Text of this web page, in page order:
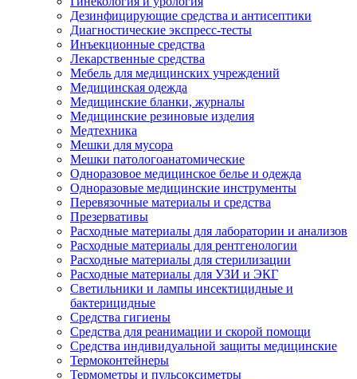
Дезинфицирующие средства и антисептики
Диагностические экспресс-тесты
Инъекционные средства
Лекарственные средства
Мебель для медицинских учреждений
Медицинская одежда
Медицинские бланки, журналы
Медицинские резиновые изделия
Медтехника
Мешки для мусора
Мешки патологоанатомические
Одноразовое медицинское белье и одежда
Одноразовые медицинские инструменты
Перевязочные материалы и средства
Презервативы
Расходные материалы для лаборатории и анализов
Расходные материалы для рентгенологии
Расходные материалы для стерилизации
Расходные материалы для УЗИ и ЭКГ
Светильники и лампы инсектицидные и
бактерицидные
Средства гигиены
Средства для реанимации и скорой помощи
Средства индивидуальной защиты медицинские
Термоконтейнеры
Термометры и пульсоксиметры